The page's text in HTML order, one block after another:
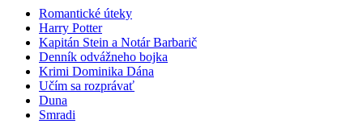
Romantické úteky
Harry Potter
Kapitán Stein a Notár Barbarič
Denník odvážneho bojka
Krimi Dominika Dána
Učím sa rozprávať
Duna
Smradi